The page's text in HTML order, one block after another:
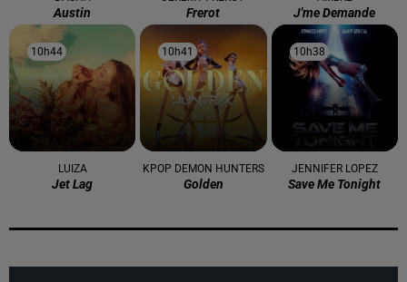
Austin Frerot J'me Demande
10h44
10h44
LUIZA
Jet Lag
10h41
10h41
KPOP DEMON HUNTERS
Golden
10h38
10h38
JENNIFER LOPEZ
Save Me Tonight